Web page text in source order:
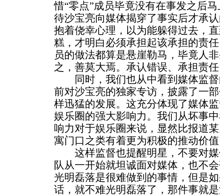
惜“零点”成员毕竟没有在事发之后
待沙宝亮向媒体揭穿了事实后才承
抱着侥幸心理，以为能躲得过去，
糕，才明白必须承担起该承担的责
员的做法都算是悬崖勒马，毕竟人
之，善莫大焉。承认错误、承担责
同时，我们也从中看到媒体监督
前对沙宝亮的独家专访，披露了一
样迅猛的发展。这充分体现了媒体
娱乐圈的强大影响力。我们从坏事
响力对于娱乐圈来说，显然比报道
寓门口之类有着更为积极的推动价
这样监督也提醒明星，不要对媒
队从一开始就坦诚面对媒体，也不
光明磊落是很难做到的事情，但是
话，就不难光明磊落了，那件事就